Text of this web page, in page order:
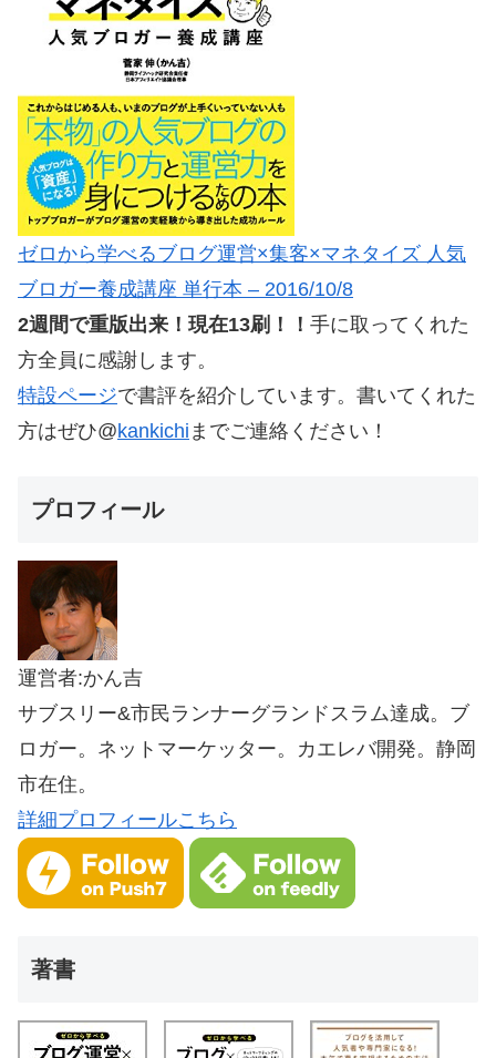
ゼロから学べるブログ運営×集客×マネタイズ 人気
ブロガー養成講座 単行本 – 2016/10/8
2週間で重版出来！現在13刷！！ 手に取ってくれた
方全員に感謝します。
特設ページで書評を紹介しています。書いてくれた
方はぜひ@kankichi までご連絡ください！
プロフィール
運営者:かん吉
サブスリー&市民ランナーグランドスラム達成。ブ
ロガー。ネットマーケッター。カエレバ開発。静岡
市在住。
詳細プロフィールこちら
著書